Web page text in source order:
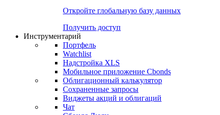
Консенсусы
Попробуйте7-дневный
Откройте глобальную базу данных
Получить доступ
Инструментарий
Портфель
Watchlist
Надстройка XLS
Мобильное приложение Cbonds